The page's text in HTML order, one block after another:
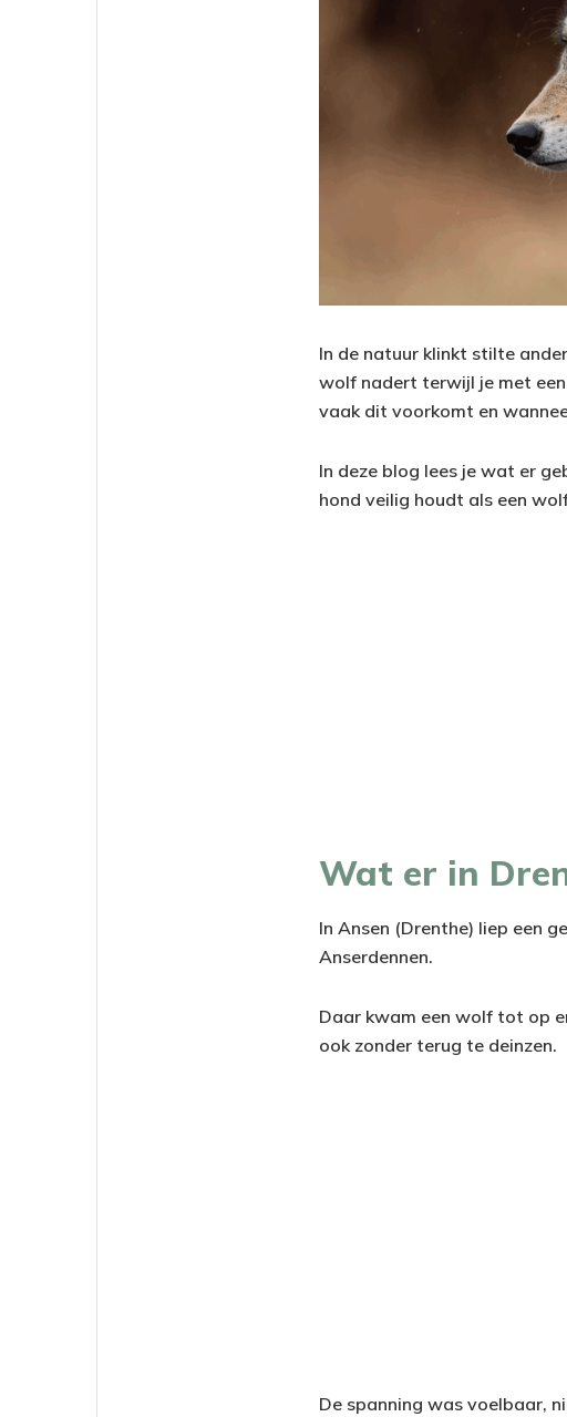
In de natuur klinkt stilte
wolf nadert terwijl je met
vaak dit voorkomt en
In deze blog lees je wat er
hond veilig houdt als een
Wat er in
In Ansen (Drenthe) liep een
Anserdennen.
Daar kwam een wolf tot op
ook zonder terug te deinzen.
De spanning was voelbaar,